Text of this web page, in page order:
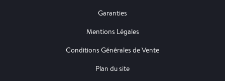
Garanties
Mentions Légales
Conditions Générales de Vente
Plan du site